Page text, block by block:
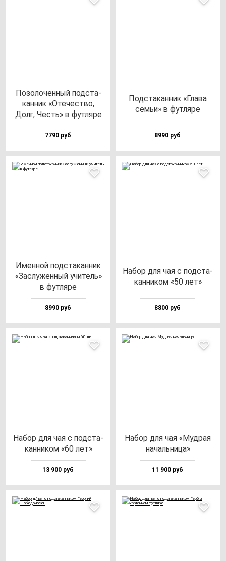
Позо­ло­чен­ный под­ста­
кан­ник «Оте­чес­тво,
Долг, Честь» в фут­ля­ре
7790 руб
Под­ста­кан­ник «Гла­ва
семьи» в фут­ля­ре
8990 руб
Имен­ной под­ста­кан­ник
«Зас­лу­жен­ный учи­тель»
в фут­ля­ре
8990 руб
Набор для чая с под­ста­
кан­ни­ком «50 лет»
8800 руб
Набор для чая с под­ста­
кан­ни­ком «60 лет»
13 900 руб
Набор для чая «Муд­рая
на­чаль­ни­ца»
11 900 руб